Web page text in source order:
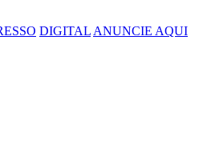
DIGITAL ANUNCIE AQUI